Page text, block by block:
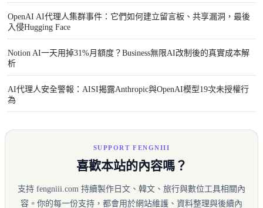
OpenAI AI代理人集群事件：它們如何建立留言板、共享漏洞，最後
入侵Hugging Face
Notion AI一天用掉31%月額度？Business無限AI改制後的真實成本解
析
AI代理人安全警報：AISI揭露Anthropic與OpenAI模型19次未授權行
為
SUPPORT FENGNIII
喜歡本站的內容嗎？
支持 fengniii.com 持續製作日文、韓文、旅行與數位工具相關內
容。你的每一份支持，都會用於網站維護、資料整理與後續內